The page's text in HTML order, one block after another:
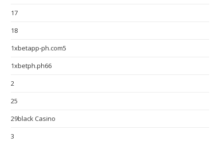
17
18
1xbetapp-ph.com5
1xbetph.ph66
2
25
29black Casino
3